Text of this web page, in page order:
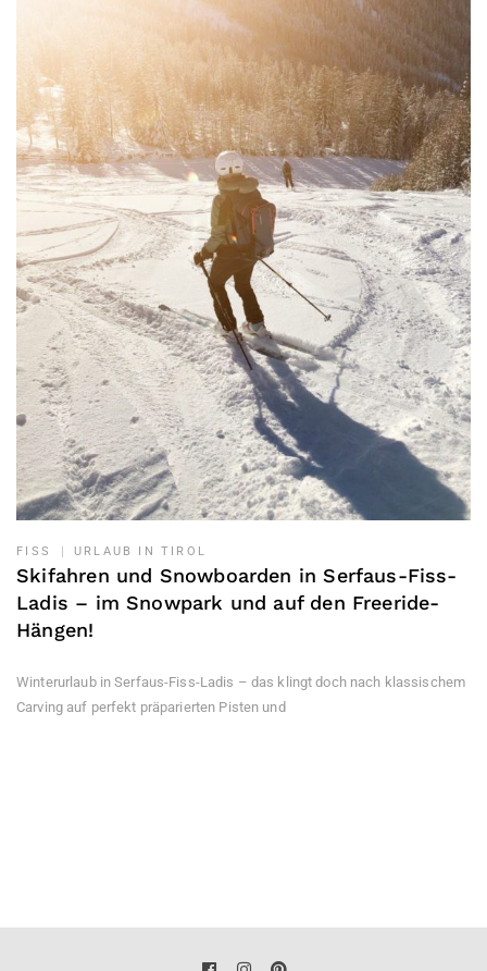
FISS URLAUB IN TIROL
Skifahren und Snowboarden in Serfaus-Fiss-
Ladis – im Snowpark und auf den Freeride-
Hängen!
Winterurlaub in Serfaus-Fiss-Ladis – das klingt doch nach klassischem
Carving auf perfekt präparierten Pisten und